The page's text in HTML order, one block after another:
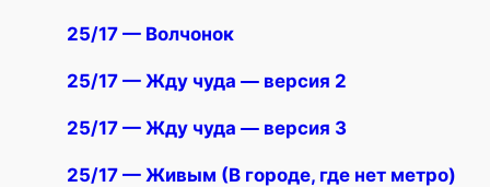
25/17 — Волчонок
25/17 — Жду чуда — версия 2
25/17 — Жду чуда — версия 3
25/17 — Живым (В городе, где нет метро)